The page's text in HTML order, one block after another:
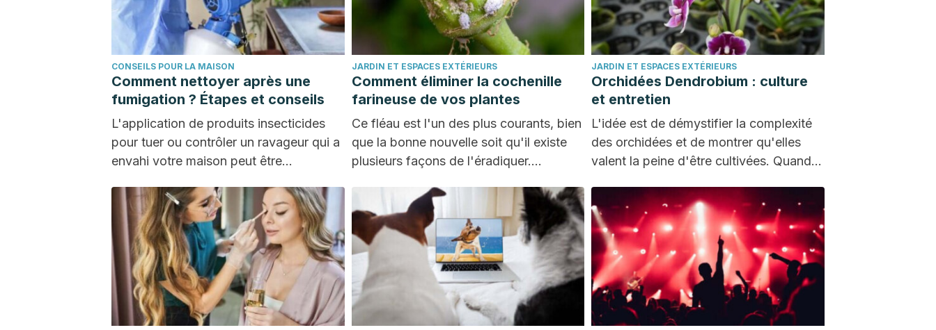
CONSEILS POUR LA MAISON
Comment nettoyer après une
fumigation ? Étapes et conseils
L'application de produits insecticides
pour tuer ou contrôler un ravageur qui a
envahi votre maison peut être
JARDIN ET ESPACES EXTÉRIEURS
Comment éliminer la cochenille
farineuse de vos plantes
Ce fléau est l'un des plus courants, bien
que la bonne nouvelle soit qu'il existe
plusieurs façons de l'éradiquer.
JARDIN ET ESPACES EXTÉRIEURS
Orchidées Dendrobium : culture
et entretien
L'idée est de démystifier la complexité
des orchidées et de montrer qu'elles
valent la peine d'être cultivées. Quand